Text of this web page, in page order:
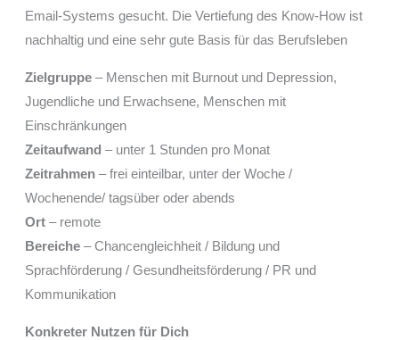
Email-Systems gesucht. Die Vertiefung des Know-How ist
nachhaltig und eine sehr gute Basis für das Berufsleben
Zielgruppe – Menschen mit Burnout und Depression,
Jugendliche und Erwachsene, Menschen mit
Einschränkungen
Zeitaufwand – unter 1 Stunden pro Monat
Zeitrahmen – frei einteilbar, unter der Woche /
Wochenende/ tagsüber oder abends
Ort – remote
Bereiche – Chancengleichheit / Bildung und
Sprachförderung / Gesundheitsförderung / PR und
Kommunikation
Konkreter Nutzen für Dich